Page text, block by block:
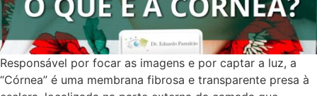
Responsável por focar as imagens e por captar a luz, a
“Córnea” é uma membrana fibrosa e transparente presa à